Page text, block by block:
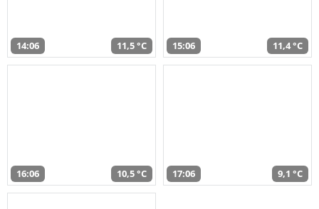
14:06 11,5 °C 15:06 11,4 °C
16:06 10,5 °C 17:06 9,1 °C